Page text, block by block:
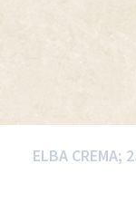
ELBA CREMA;